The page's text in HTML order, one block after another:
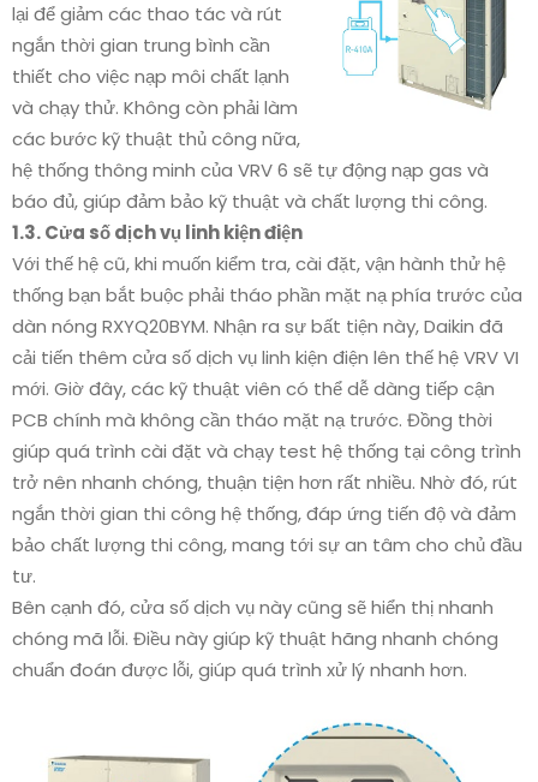
lại để giảm các thao tác và rút
ngắn thời gian trung bình cần
thiết cho việc nạp môi chất lạnh
và chạy thử. Không còn phải làm
các bước kỹ thuật thủ công nữa,
hệ thống thông minh của VRV 6 sẽ tự động nạp gas và
báo đủ, giúp đảm bảo kỹ thuật và chất lượng thi công.
1.3. Cửa số dịch vụ linh kiện điện
Với thế hệ cũ, khi muốn kiểm tra, cài đặt, vận hành thử hệ
thống bạn bắt buộc phải tháo phần mặt nạ phía trước của
dàn nóng RXYQ20BYM. Nhận ra sự bất tiện này, Daikin đã
cải tiến thêm cửa số dịch vụ linh kiện điện lên thế hệ VRV VI
mới. Giờ đây, các kỹ thuật viên có thể dễ dàng tiếp cận
PCB chính mà không cần tháo mặt nạ trước. Đồng thời
giúp quá trình cài đặt và chạy test hệ thống tại công trình
trở nên nhanh chóng, thuận tiện hơn rất nhiều. Nhờ đó, rút
ngắn thời gian thi công hệ thống, đáp ứng tiến độ và đảm
bảo chất lượng thi công, mang tới sự an tâm cho chủ đầu
tư.
Bên cạnh đó, cửa số dịch vụ này cũng sẽ hiển thị nhanh
chóng mã lỗi. Điều này giúp kỹ thuật hãng nhanh chóng
chuẩn đoán được lỗi, giúp quá trình xử lý nhanh hơn.